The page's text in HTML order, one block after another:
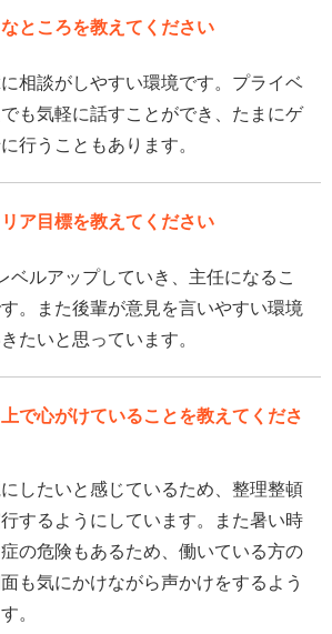
ところを教えてください
に相談がしやすい環境です。プライベ
も気軽に話すことができ、たまにゲ
行うこともあります。
ア目標を教えてください
ベルアップしていき、主任になるこ
。また後輩が意見を言いやすい環境
たいと思っています。
で心がけていることを教えてくださ
したいと感じているため、整理整頓
するようにしています。また暑い時
の危険もあるため、働いている方の
も気にかけながら声かけをするよう
。